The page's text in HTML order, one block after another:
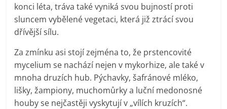
konci léta, tráva také vyniká svou bujností proti
sluncem vybělené vegetaci, která již ztrácí svou
dřívější sílu.
Za zmínku asi stojí zejména to, že prstencovité
mycelium se nachází nejen v mykorhize, ale také v
mnoha druzích hub. Pýchavky, šafránové mléko,
lišky, žampiony, muchomůrky a luční medonosné
houby se nejčastěji vyskytují v „vílích kruzích“.